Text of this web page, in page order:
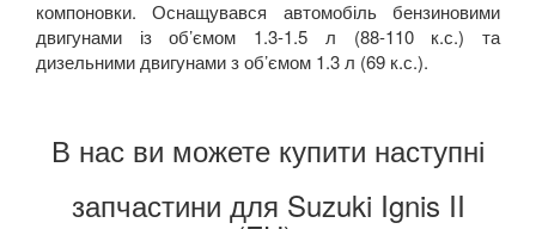
компоновки. Оснащувався автомобіль бензиновими
двигунами із об’ємом 1.3-1.5 л (88-110 к.с.) та
дизельними двигунами з об’ємом 1.3 л (69 к.с.).
В нас ви можете купити наступні
запчастини для Suzuki Ignis II